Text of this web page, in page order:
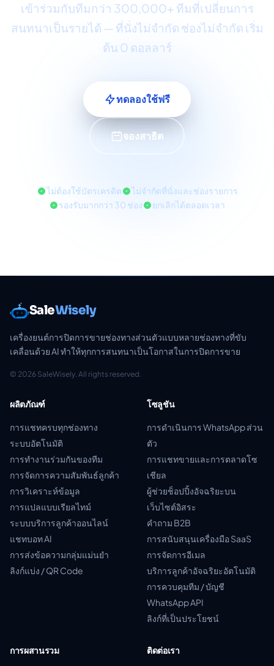
เข้าร่วมกับทีมกว่า 300,000+ ทีมที่เปลี่ยนการ
สนทนาเป็นรายได้ — ที่นั่งไม่จำกัด ช่องไม่จำกัด เริ่ม
ต้น 0 ดอลลาร์
ทดลองใช้ฟรี
จองสาธิต
ไม่ต้องใช้บัตรเครดิต
ไม่จำกัดที่นั่งและช่องรายการ
รองรับมากกว่า 30 ช่อง
ยกเลิกได้ตลอดเวลา
SaleWisely
เครื่องยนต์การปิดการขายช่องทางส่วนตัวแบบหลายช่องทางที่ขับ
เคลื่อนด้วย AI ทำให้ทุกการสนทนาเป็นโอกาสในการปิดการขาย
© 2026 SaleWisely. All rights reserved.
ผลิตภัณฑ์
การแชทครบทุกช่องทาง
ระบบอัตโนมัติ
การทำงานร่วมกันของทีม
การจัดการความสัมพันธ์ลูกค้า
การวิเคราะห์ข้อมูล
การแปลแบบเรียลไทม์
ระบบบริการลูกค้าออนไลน์
แชทบอท AI
การส่งข้อความกลุ่มแม่นยำ
ลิงก์แบ่ง / QR Code
โซลูชัน
การดำเนินการ WhatsApp ส่วน
ตัว
การแชทขายและการตลาดโซ
เชียล
ผู้ช่วยช็อปปิ้งอัจฉริยะบน
เว็บไซต์อิสระ
คำถาม B2B
การสนับสนุนเครื่องมือ SaaS
การจัดการอีเมล
บริการลูกค้าอัจฉริยะอัตโนมัติ
การควบคุมทีม / บัญชี
WhatsApp API
ลิงก์ที่เป็นประโยชน์
การผสานรวม ติดต่อเรา